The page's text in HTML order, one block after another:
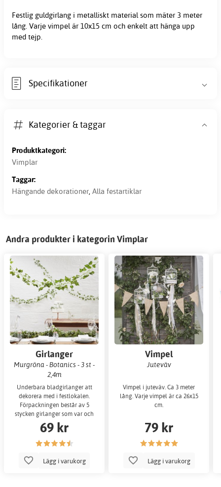
Festlig guldgirlang i metalliskt material som mäter 3 meter
lång. Varje vimpel är 10x15 cm och enkelt att hänga upp
med tejp.
Specifikationer
Kategorier & taggar
Produktkategori:
Vimplar
Taggar:
Hängande dekorationer, Alla festartiklar
Andra produkter i kategorin Vimplar
Girlanger
Murgröna - Botanics - 3 st -
2,4m
Underbara bladgirlanger att
dekorera med i festlokalen.
Förpackningen består av 5
stycken girlanger som var och
en är 2 meter lå
69 kr
Lägg i varukorg
Vimpel
Juteväv
Vimpel i juteväv. Ca 3 meter
lång. Varje vimpel är ca 26x15
cm.
79 kr
Lägg i varukorg